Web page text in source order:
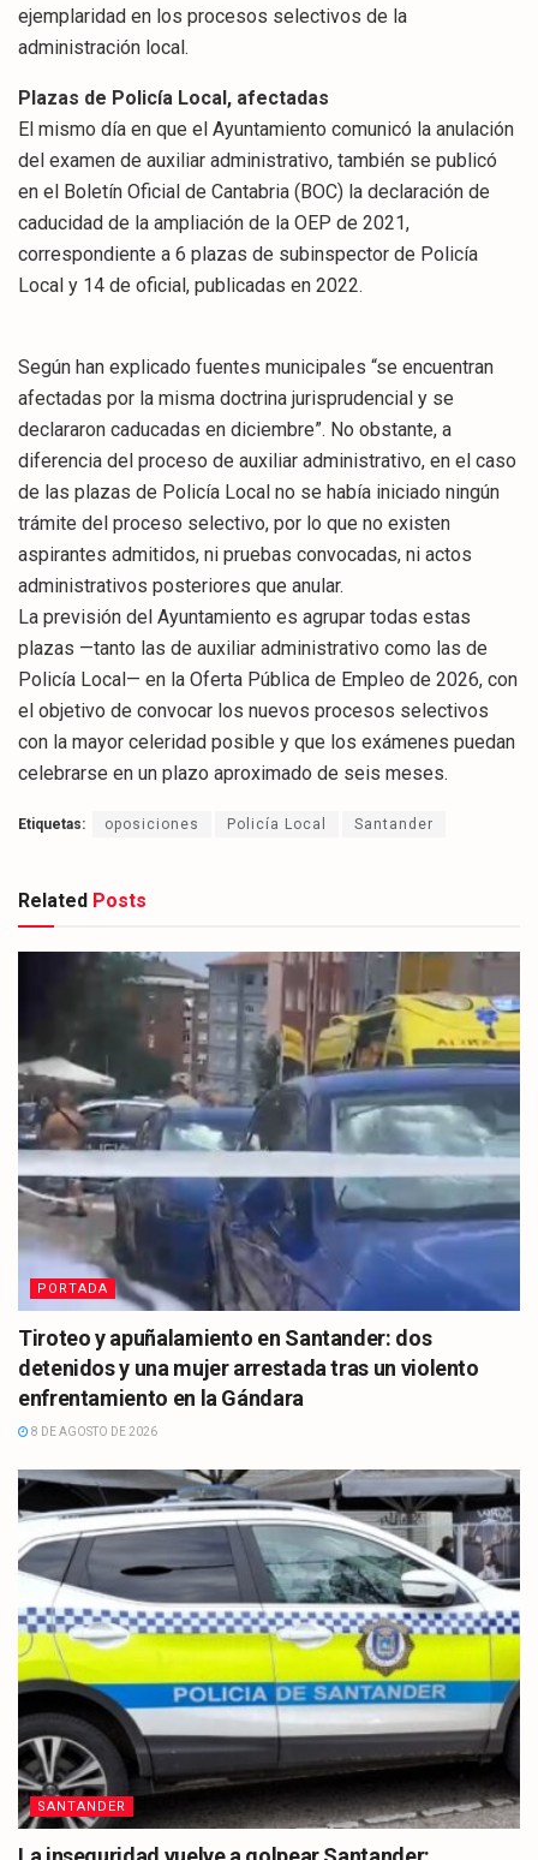
ejemplaridad en los procesos selectivos de la
administración local.
Plazas de Policía Local, afectadas
El mismo día en que el Ayuntamiento comunicó la anulación
del examen de auxiliar administrativo, también se publicó
en el Boletín Oficial de Cantabria (BOC) la declaración de
caducidad de la ampliación de la OEP de 2021,
correspondiente a 6 plazas de subinspector de Policía
Local y 14 de oficial, publicadas en 2022.
Según han explicado fuentes municipales “se encuentran
afectadas por la misma doctrina jurisprudencial y se
declararon caducadas en diciembre”. No obstante, a
diferencia del proceso de auxiliar administrativo, en el caso
de las plazas de Policía Local no se había iniciado ningún
trámite del proceso selectivo, por lo que no existen
aspirantes admitidos, ni pruebas convocadas, ni actos
administrativos posteriores que anular.
La previsión del Ayuntamiento es agrupar todas estas
plazas —tanto las de auxiliar administrativo como las de
Policía Local— en la Oferta Pública de Empleo de 2026, con
el objetivo de convocar los nuevos procesos selectivos
con la mayor celeridad posible y que los exámenes puedan
celebrarse en un plazo aproximado de seis meses.
Etiquetas: oposiciones Policía Local Santander
Related Posts
PORTADA
Tiroteo y apuñalamiento en Santander: dos
detenidos y una mujer arrestada tras un violento
enfrentamiento en la Gándara
8 DE AGOSTO DE 2026
SANTANDER